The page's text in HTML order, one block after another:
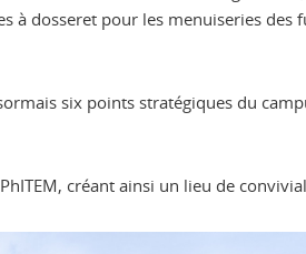
à dosseret pour les menuiseries des
six points stratégiques du
créant ainsi un lieu de